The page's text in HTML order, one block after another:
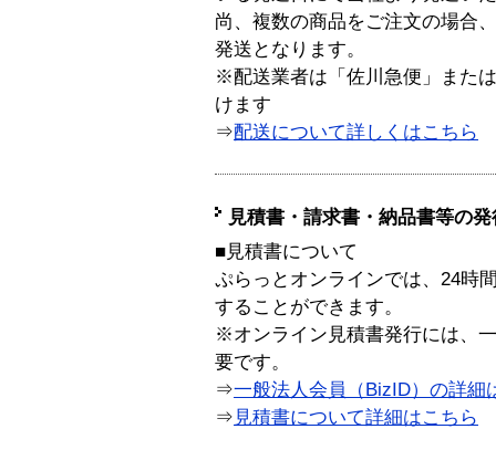
尚、複数の商品をご注文の場合
発送となります。
※配送業者は「佐川急便」また
けます
⇒配送について詳しくはこちら
見積書・請求書・納品書等の
■見積書について
ぷらっとオンラインでは、24時
することができます。
※オンライン見積書発行には、
要です。
⇒一般法人会員（BizID）の詳細
⇒ 見積書について詳細はこちら